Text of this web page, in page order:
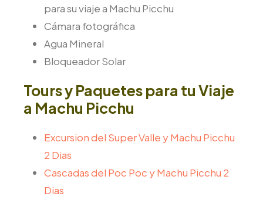
para su viaje a Machu Picchu
Cámara fotográfica
Agua Mineral
Bloqueador Solar
Tours y Paquetes para tu Viaje
a Machu Picchu
Excursion del Super Valle y Machu Picchu
2 Dias
Cascadas del Poc Poc y Machu Picchu 2
Dias